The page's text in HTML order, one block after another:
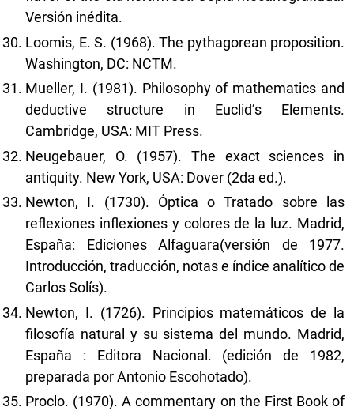
Versión inédita.
Loomis, E. S. (1968). The pythagorean proposition.
Washington, DC: NCTM.
Mueller, I. (1981). Philosophy of mathematics and
deductive structure in Euclid’s Elements.
Cambridge, USA: MIT Press.
Neugebauer, O. (1957). The exact sciences in
antiquity. New York, USA: Dover (2da ed.).
Newton, I. (1730). Óptica o Tratado sobre las
reflexiones inflexiones y colores de la luz. Madrid,
España: Ediciones Alfaguara(versión de 1977.
Introducción, traducción, notas e índice analítico de
Carlos Solís).
Newton, I. (1726). Principios matemáticos de la
filosofía natural y su sistema del mundo. Madrid,
España : Editora Nacional. (edición de 1982,
preparada por Antonio Escohotado).
Proclo. (1970). A commentary on the First Book of